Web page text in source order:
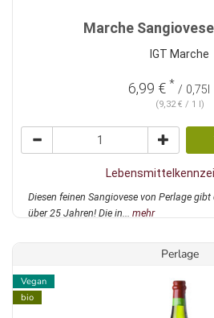
Marche
IGT Marche
6,99 € * / 0,75l
(9,32 € / 1 l)
Diesen feinen Sangiovese von Perlage
über 25 Jahren! Die in... mehr
Perlage
Vegan
bio